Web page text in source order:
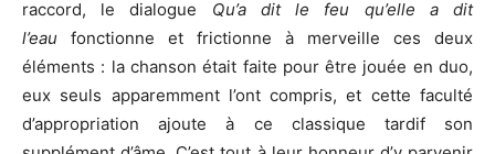
raccord, le dialogue Qu’a dit le feu qu’elle a dit
l’eau fonctionne et frictionne à merveille ces deux
éléments : la chanson était faite pour être jouée en duo,
eux seuls apparemment l’ont compris, et cette faculté
d’appropriation ajoute à ce classique tardif son